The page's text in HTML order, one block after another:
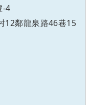
-4
12鄰龍泉路46巷15